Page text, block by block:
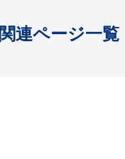
関連ページ一覧
開く